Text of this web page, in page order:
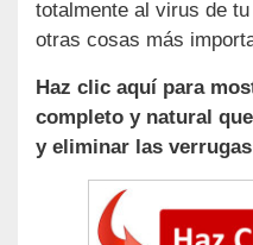
totalmente al virus de
otras cosas más
Haz clic aquí para
completo y natural
y eliminar las